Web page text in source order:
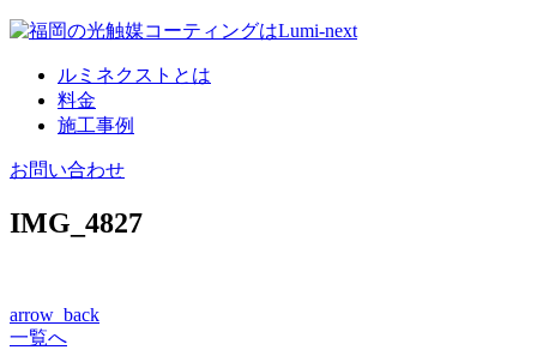
コ
ルミネクストとは
料金
施工事例
お問い合わせ
IMG_4827
arrow_back
一覧へ